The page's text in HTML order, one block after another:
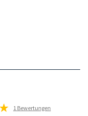
1 Bewertungen